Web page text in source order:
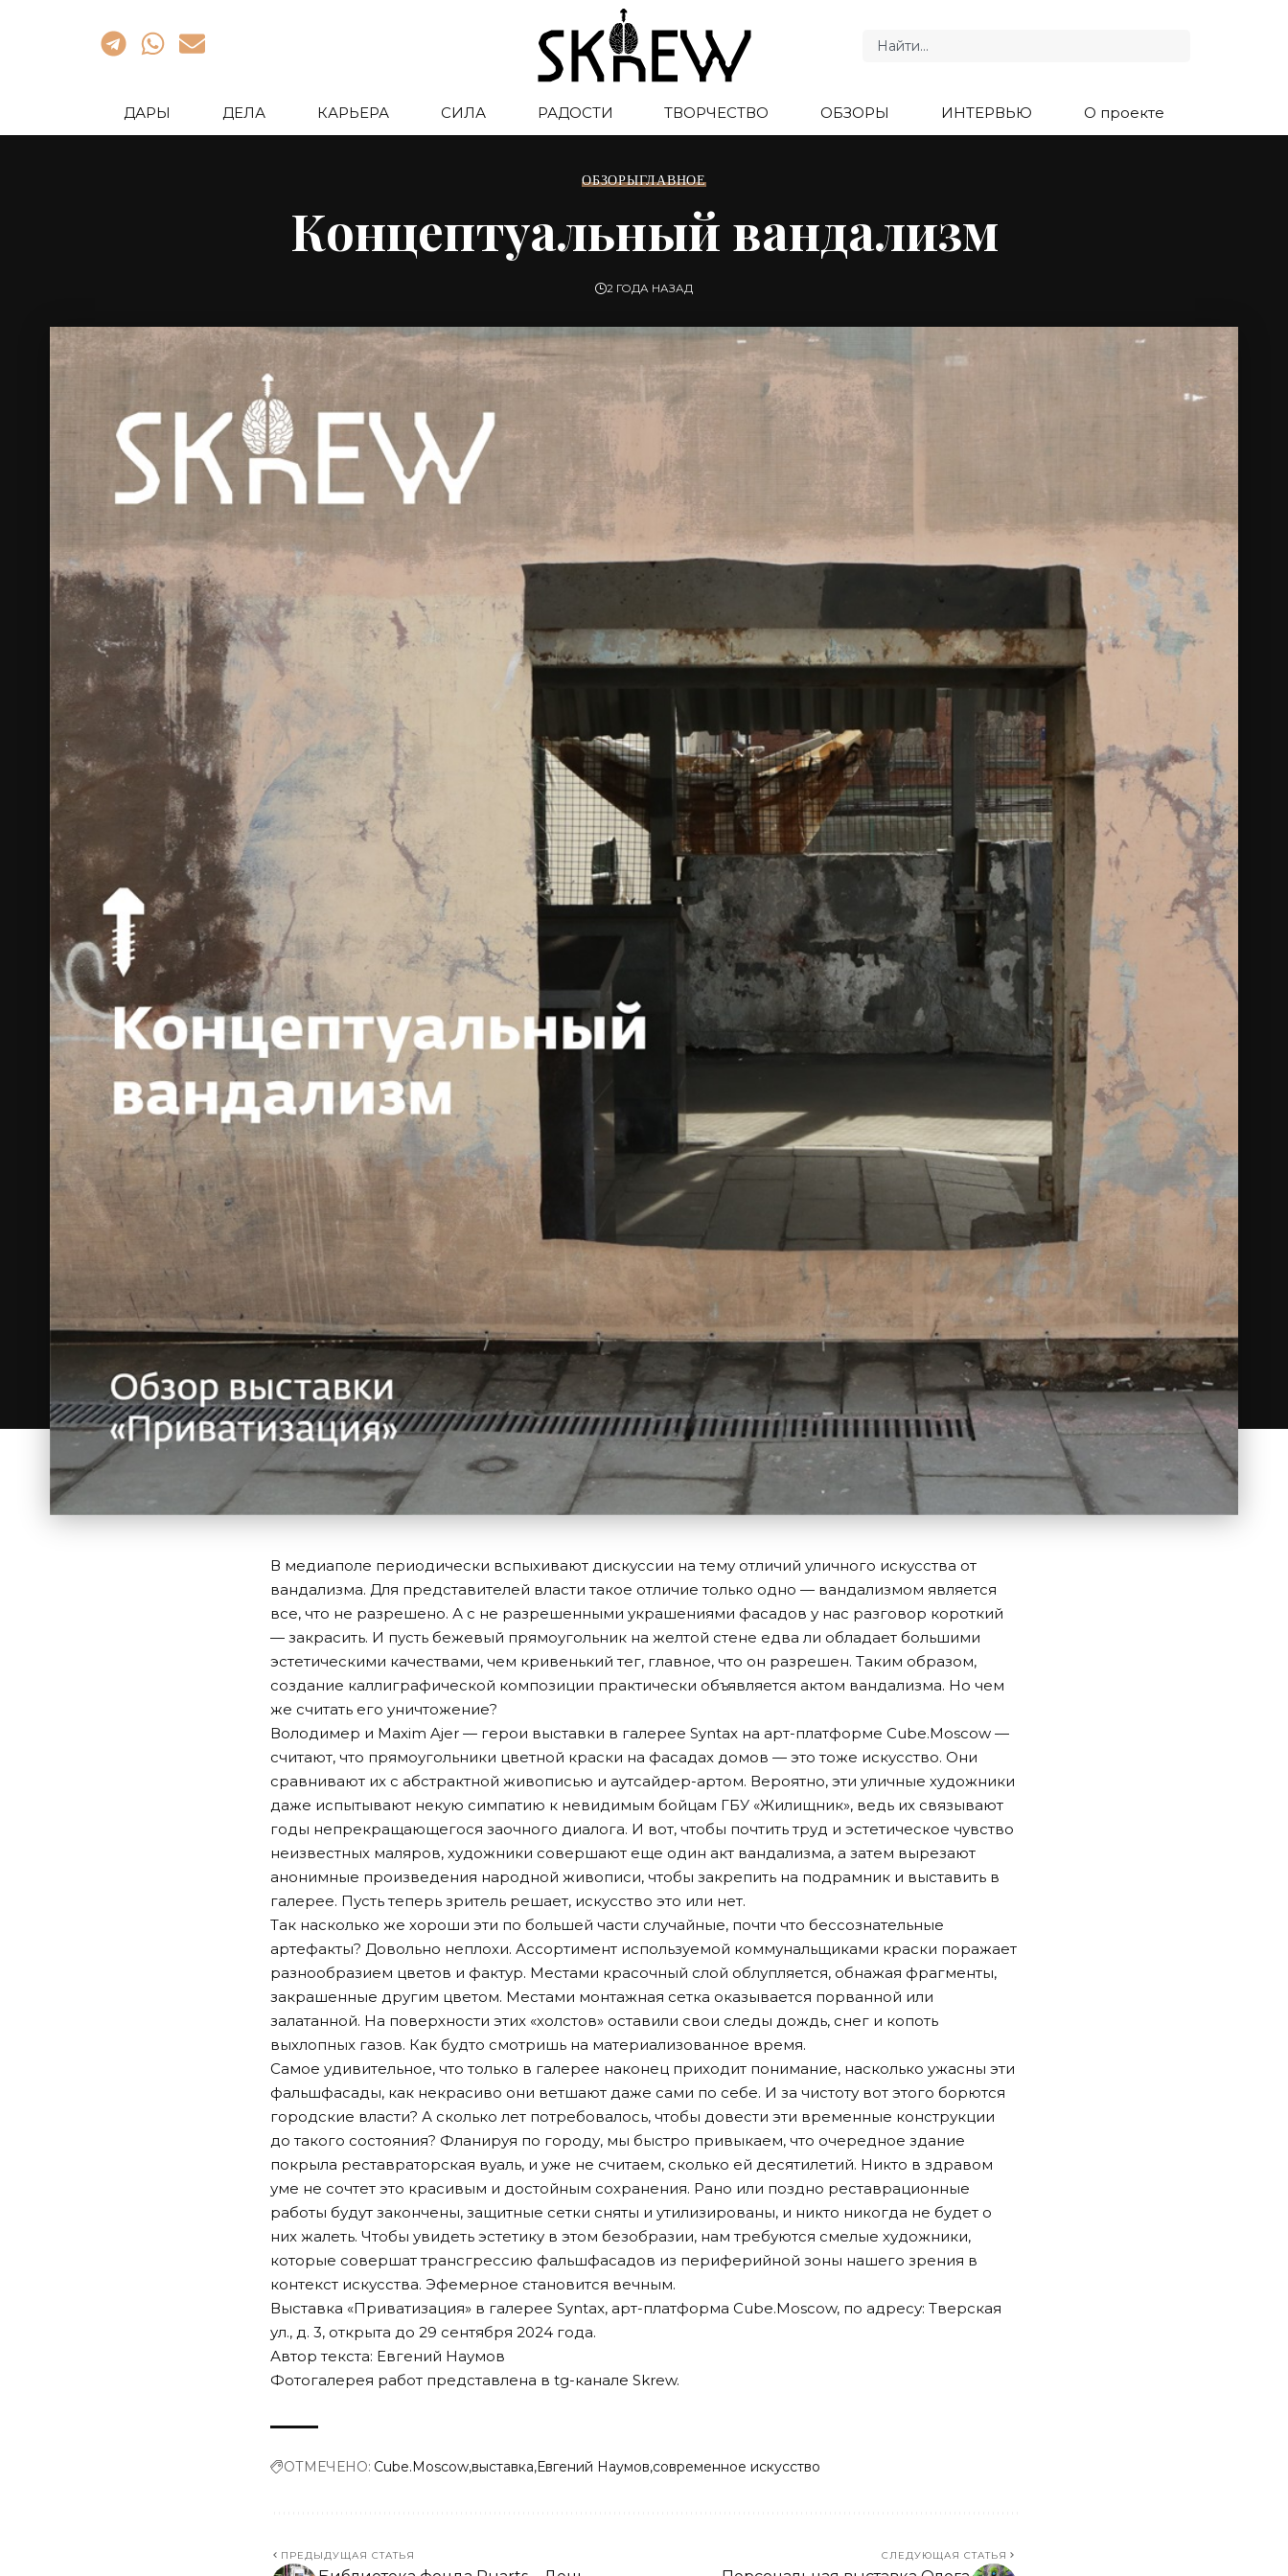
ДАРЫ ДЕЛА КАРЬЕРА СИЛА РАДОСТИ ТВОРЧЕСТВО ОБЗОРЫ ИНТЕРВЬЮ О проекте
ОБЗОРЫГЛАВНОЕ
Концептуальный вандализм
2 ГОДА НАЗАД
В медиаполе периодически вспыхивают дискуссии на тему отличий уличного искусства от
вандализма. Для представителей власти такое отличие только одно — вандализмом является
все, что не разрешено. А с не разрешенными украшениями фасадов у нас разговор короткий
— закрасить. И пусть бежевый прямоугольник на желтой стене едва ли обладает большими
эстетическими качествами, чем кривенький тег, главное, что он разрешен. Таким образом,
создание каллиграфической композиции практически объявляется актом вандализма. Но чем
же считать его уничтожение?
Володимер и Maxim Ajer — герои выставки в галерее Syntax на арт-платформе Cube.Moscow —
считают, что прямоугольники цветной краски на фасадах домов — это тоже искусство. Они
сравнивают их с абстрактной живописью и аутсайдер-артом. Вероятно, эти уличные художники
даже испытывают некую симпатию к невидимым бойцам ГБУ «Жилищник», ведь их связывают
годы непрекращающегося заочного диалога. И вот, чтобы почтить труд и эстетическое чувство
неизвестных маляров, художники совершают еще один акт вандализма, а затем вырезают
анонимные произведения народной живописи, чтобы закрепить на подрамник и выставить в
галерее. Пусть теперь зритель решает, искусство это или нет.
Так насколько же хороши эти по большей части случайные, почти что бессознательные
артефакты? Довольно неплохи. Ассортимент используемой коммунальщиками краски поражает
разнообразием цветов и фактур. Местами красочный слой облупляется, обнажая фрагменты,
закрашенные другим цветом. Местами монтажная сетка оказывается порванной или
залатанной. На поверхности этих «холстов» оставили свои следы дождь, снег и копоть
выхлопных газов. Как будто смотришь на материализованное время.
Самое удивительное, что только в галерее наконец приходит понимание, насколько ужасны эти
фальшфасады, как некрасиво они ветшают даже сами по себе. И за чистоту вот этого борются
городские власти? А сколько лет потребовалось, чтобы довести эти временные конструкции
до такого состояния? Фланируя по городу, мы быстро привыкаем, что очередное здание
покрыла реставраторская вуаль, и уже не считаем, сколько ей десятилетий. Никто в здравом
уме не сочтет это красивым и достойным сохранения. Рано или поздно реставрационные
работы будут закончены, защитные сетки сняты и утилизированы, и никто никогда не будет о
них жалеть. Чтобы увидеть эстетику в этом безобразии, нам требуются смелые художники,
которые совершат трансгрессию фальшфасадов из периферийной зоны нашего зрения в
контекст искусства. Эфемерное становится вечным.
Выставка «Приватизация» в галерее Syntax, арт-платформа Cube.Moscow, по адресу: Тверская
ул., д. 3, открыта до 29 сентября 2024 года.
Автор текста: Евгений Наумов
Фотогалерея работ представлена в tg-канале Skrew.
ОТМЕЧЕНО: Cube.Moscow выставка Евгений Наумов современное искусство
ПРЕДЫДУЩАЯ СТАТЬЯ СЛЕДУЮЩАЯ СТАТЬЯ